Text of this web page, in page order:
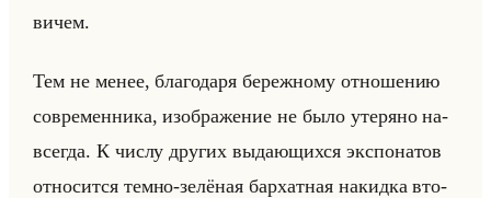
ви­чем.
Тем не менее, бла­го­да­ря бе­реж­но­му от­но­ше­нию
со­вре­мен­ни­ка, изоб­ра­же­ние не было уте­ря­но на­
все­гда. К числу дру­гих вы­да­ющих­ся экс­по­на­тов
от­но­сит­ся темно-зе­лё­ная бар­хат­ная на­кид­ка вто­